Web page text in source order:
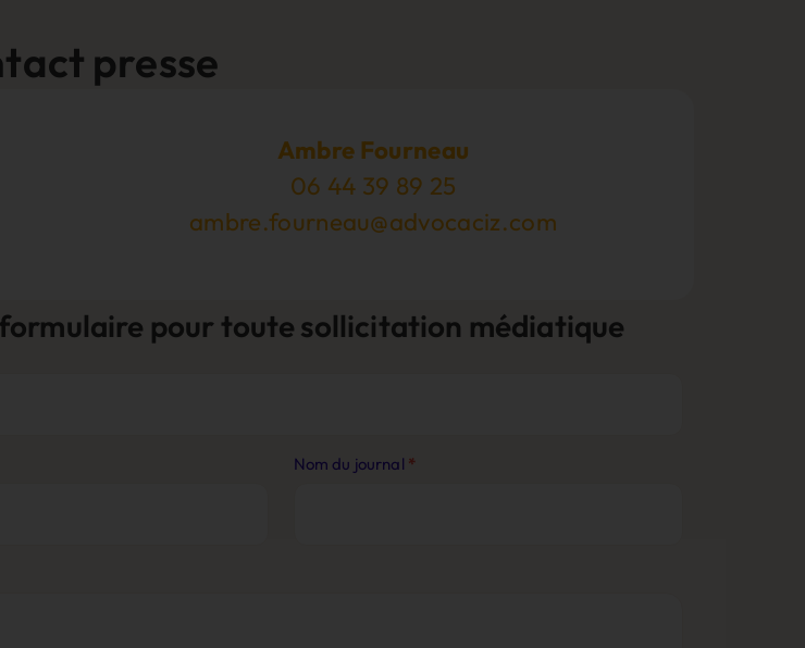
presse
Ambre Fourneau
06 44 39 89 25
ambre.fourneau@advocaciz.com
pour toute sollicitation médiatique
Nom du journal *